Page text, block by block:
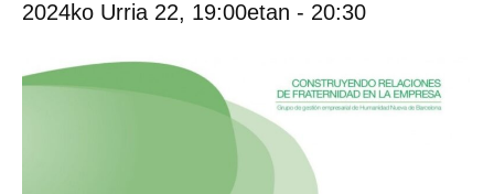
2024ko Urria 22, 19:00etan - 20:30